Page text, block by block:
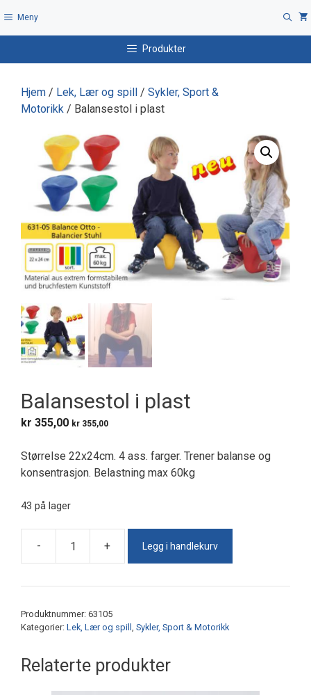
til
Meny
Produkter
Hjem / Lek, Lær og spill / Sykler, Sport &
Motorikk / Balansestol i plast
Balansestol i plast
kr 355,00 kr 355,00
Størrelse 22x24cm. 4 ass. farger. Trener balanse og
konsentrasjon. Belastning max 60kg
43 på lager
-
Balansestol
plast
+ Legg i handlekurv
Produktnummer: 63105
Kategorier: Lek, Lær og spill , Sykler, Sport & Motorikk
Relaterte produkter